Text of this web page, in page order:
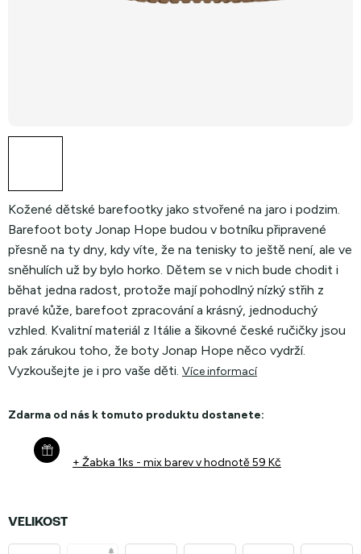
Kožené dětské barefootky jako stvořené na jaro i podzim.
Barefoot boty Jonap Hope budou v botníku připravené
přesně na ty dny, kdy víte, že na tenisky to ještě není, ale ve
sněhulích už by bylo horko. Dětem se v nich bude chodit i
běhat jedna radost, protože mají pohodlný nízký střih z
pravé kůže, barefoot zpracování a krásný, jednoduchý
vzhled. Kvalitní materiál z Itálie a šikovné české ručičky jsou
pak zárukou toho, že boty Jonap Hope něco vydrží.
Vyzkoušejte je i pro vaše děti. Více informací
Zdarma od nás k tomuto produktu dostanete:
+ Žabka 1ks - mix barevv hodnotě 59 Kč
VELIKOST